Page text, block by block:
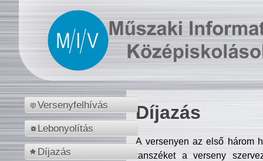
Versenyfelhívás
Lebonyolítás
Díjazás
Díjazás
A versenyen az első három
tanszéket a verseny